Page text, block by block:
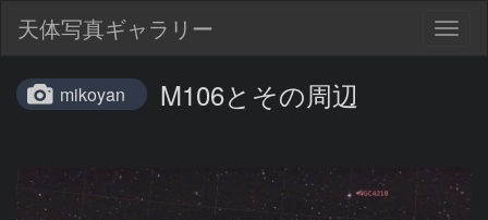
天体写真ギャラリー
mikoyan M106とその周辺